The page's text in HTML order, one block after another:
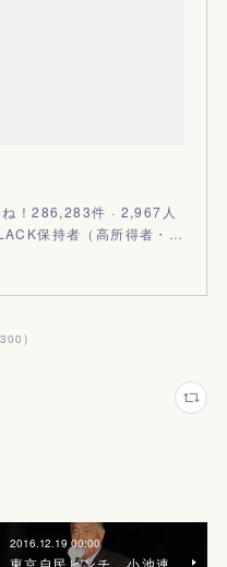
！286,283件 · 2,967人
保持者（高所得者・…
300 )
2016.12.19 00:00
東京自民ピンチ、小池連